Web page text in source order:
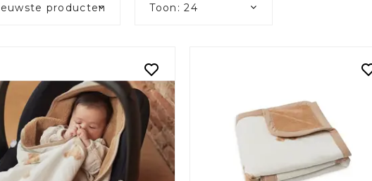
producten Toon: 24